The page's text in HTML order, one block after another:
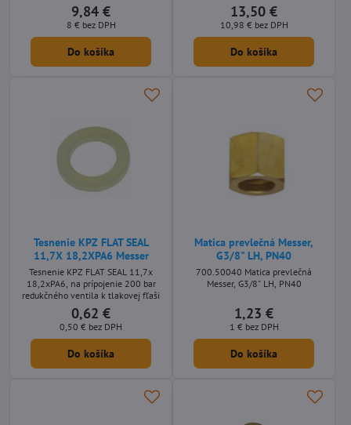
9,84 €
8 € bez DPH
Do košíka
13,50 €
10,98 € bez DPH
Do košíka
Tesnenie KPZ FLAT SEAL
11,7X 18,2XPA6 Messer
Tesnenie KPZ FLAT SEAL 11,7x
18,2xPA6, na prípojenie 200 bar
redukčného ventila k tlakovej fľaši
0,62 €
0,50 € bez DPH
Do košíka
Matica prevlečná Messer,
G3/8" LH, PN40
700.50040 Matica prevlečná
Messer, G3/8" LH, PN40
1,23 €
1 € bez DPH
Do košíka